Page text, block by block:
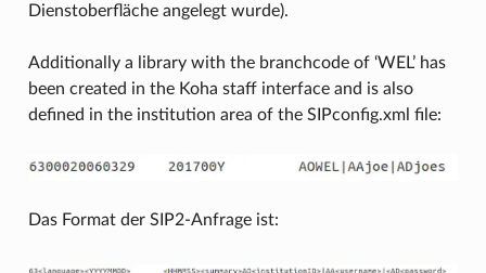
Dienstoberfläche angelegt wurde).
Additionally a library with the branchcode of ‘WEL’ has
been created in the Koha staff interface and is also
defined in the institution area of the SIPconfig.xml file:
Das Format der SIP2-Anfrage ist: